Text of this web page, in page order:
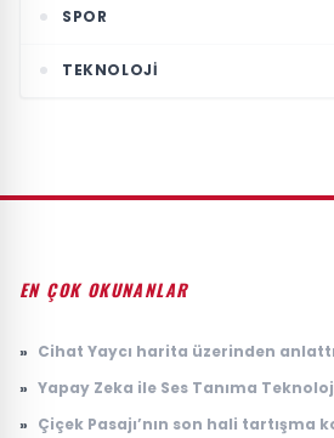
SPOR
TEKNOLOJI
EN ÇOK OKUNANLAR
» Cihat Yaycı harita üzerinden
» Yapay Zeka ile Ses Tanıma
» Çiçek Pasajı’nın son hali tartışma